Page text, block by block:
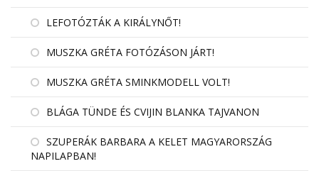
LEFOTÓZTÁK A KIRÁLYNŐT!
MUSZKA GRÉTA FOTÓZÁSON JÁRT!
MUSZKA GRÉTA SMINKMODELL VOLT!
BLÁGA TÜNDE ÉS CVIJIN BLANKA TAJVANON
SZUPERÁK BARBARA A KELET MAGYARORSZÁG
NAPILAPBAN!